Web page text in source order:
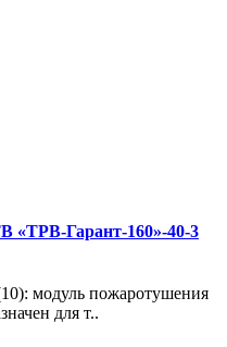
Гарант-160»-40-3
модуль пожаротушения
для т..